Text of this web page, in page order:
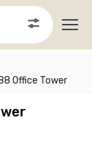
Office Tower